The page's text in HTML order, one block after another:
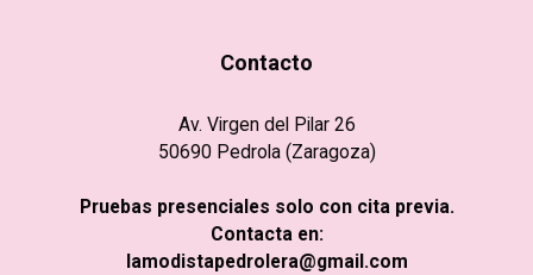
Contacto
Av. Virgen del Pilar 26
50690 Pedrola (Zaragoza)
Pruebas presenciales solo con cita previa.
Contacta en:
lamodistapedrolera@gmail.com